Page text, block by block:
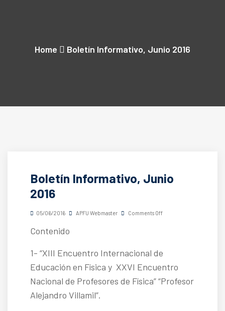
Home Boletín Informativo, Junio 2016
Boletín Informativo, Junio
2016
05/06/2016 APFU Webmaster Comments Off
Contenido
1- “XIII Encuentro Internacional de
Educación en Física y XXVI Encuentro
Nacional de Profesores de Física” “Profesor
Alejandro Villamil”.